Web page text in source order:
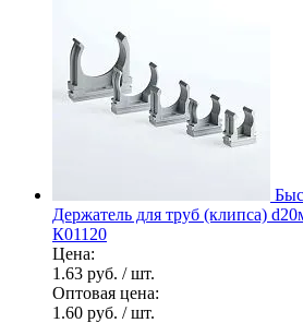
Держатель для труб (клипса)
К01120
Цена:
1.63 руб. / шт.
Оптовая цена:
1.60 руб. / шт.